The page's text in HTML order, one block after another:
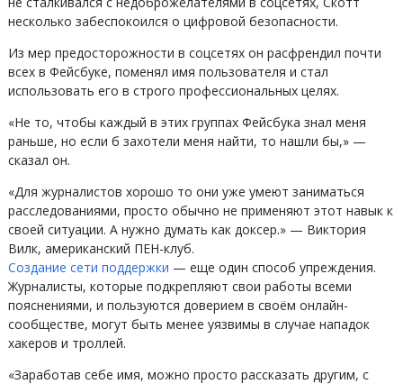
несколько забеспокоился о цифровой безопасности.
Из мер предосторожности в соцсетях он расфрендил почти
всех в Фейсбуке, поменял имя пользователя и стал
использовать его в строго профессиональных целях.
«Не то, чтобы каждый в этих группах Фейсбука знал меня
раньше, но если б захотели меня найти, то нашли бы,» —
сказал он.
«Для журналистов хорошо то они уже умеют заниматься
расследованиями, просто обычно не применяют этот навык к
своей ситуации. А нужно думать как доксер.» — Виктория
Вилк, американский ПЕН-клуб.
Создание сети поддержки — еще один способ упреждения.
Журналисты, которые подкрепляют свои работы всеми
пояснениями, и пользуются доверием в своём онлайн-
сообществе, могут быть менее уязвимы в случае нападок
хакеров и троллей.
«Заработав себе имя, можно просто рассказать другим, с